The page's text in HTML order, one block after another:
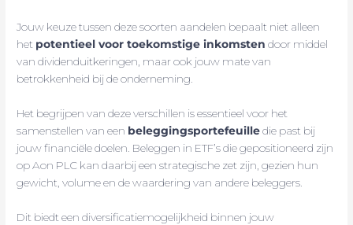
Jouw keuze tussen deze soorten aandelen bepaalt niet alleen
het potentieel voor toekomstige inkomsten door middel
van dividenduitkeringen, maar ook jouw mate van
betrokkenheid bij de onderneming.
Het begrijpen van deze verschillen is essentieel voor het
samenstellen van een beleggingsportefeuilledie past bij
jouw financiële doelen. Beleggen in ETF’s die gepositioneerd zijn
op Aon PLC kan daarbij een strategische zet zijn, gezien hun
gewicht, volume en de waardering van andere beleggers.
Dit biedt een diversificatiemogelijkheid binnen jouw